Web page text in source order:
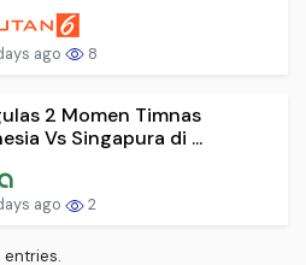
ago 8
2 Momen Timnas
Vs Singapura di ...
ago 2
entries.